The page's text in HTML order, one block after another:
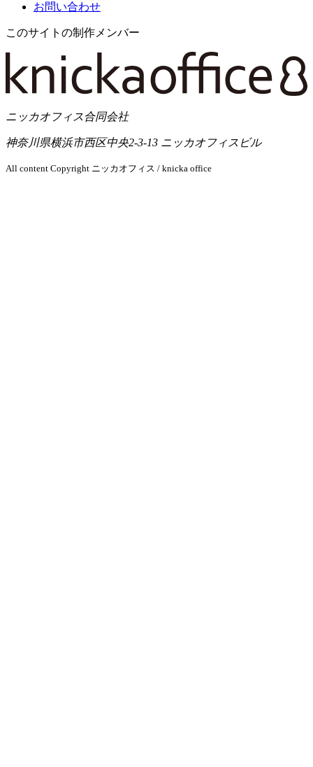
お問い合わせ
このサイトの制作メンバー
ニッカオフィス合同会社
神奈川県横浜市西区中央2-3-13 ニッカオフィスビル
All content Copyright ニッカオフィス / knicka office